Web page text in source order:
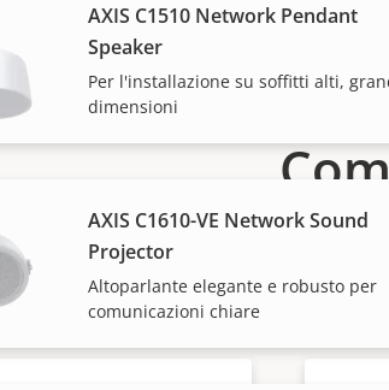
AXIS C1510 Network Pendant
Speaker
Per l'installazione su soffitti alti,
dimensioni
AXIS C1610-VE Network Sound
Projector
Altoparlante elegante e robusto per
comunicazioni chiare
Le soluzioni Axis e i singoli prodotti